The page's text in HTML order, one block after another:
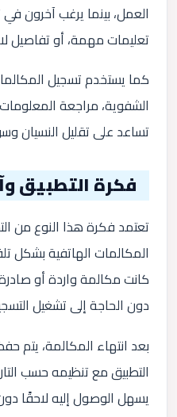
العمل، بينما يرغب آخرون
تعليمات مهمة، أو تفاصيل
كما يستخدم تسجيل
الشفوية، مراجعة
تساعد على تقليل النسيان
فكرة التطبيق
تعتمد فكرة هذا النوع من
المكالمات الهاتفية بشكل
كانت مكالمة واردة أو
دون الحاجة إلى تشغيل
بعد انتهاء المكالمة، يتم
التطبيق مع تنظيمه حسب
يسهل الوصول إليه لاحقًا